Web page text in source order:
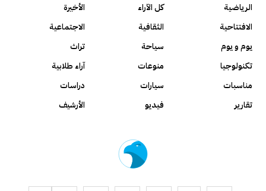
الرياضية
كل الآراء
الأخيرة
الافتتاحية
الثقافية
الاجتماعية
يوم و يوم
سياحة
تراث
تكنولوجيا
منوعات
آراء طلابية
مناسبات
سيارات
دراسات
تقارير
فيديو الأرشيف